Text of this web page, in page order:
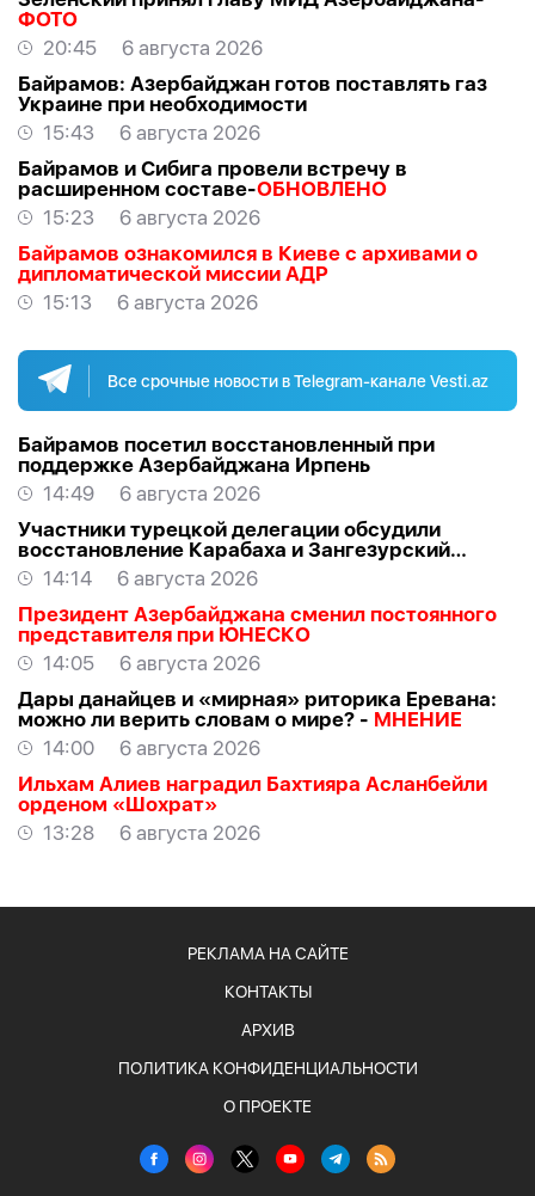
ФОТО
20:45
6 августа 2026
Байрамов: Азербайджан готов поставлять газ
Украине при необходимости
15:43
6 августа 2026
Байрамов и Сибига провели встречу в
расширенном составе-ОБНОВЛЕНО
15:23
6 августа 2026
Байрамов ознакомился в Киеве с архивами о
дипломатической миссии АДР
15:13
6 августа 2026
Все срочные новости в Telegram-канале Vesti.az
Байрамов посетил восстановленный при
поддержке Азербайджана Ирпень
14:49
6 августа 2026
Участники турецкой делегации обсудили
восстановление Карабаха и Зангезурский
коридор
14:14
6 августа 2026
Президент Азербайджана сменил постоянного
представителя при ЮНЕСКО
14:05
6 августа 2026
Дары данайцев и «мирная» риторика Еревана:
можно ли верить словам о мире? - МНЕНИЕ
14:00
6 августа 2026
Ильхам Алиев наградил Бахтияра Асланбейли
орденом «Шохрат»
13:28
6 августа 2026
РЕКЛАМА НА САЙТЕ
КОНТАКТЫ
АРХИВ
ПОЛИТИКА КОНФИДЕНЦИАЛЬНОСТИ
О ПРОЕКТЕ